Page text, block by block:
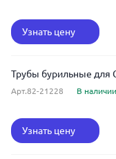
Узнать цену
Трубы бурильные для
Арт.82-21228 В наличии
Узнать цену